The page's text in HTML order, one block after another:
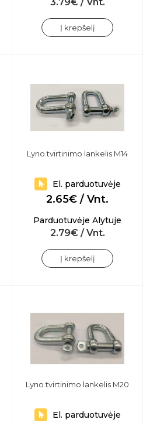
Į krepšelį
Lyno tvirtinimo lankelis M14
El. parduotuvėje
2.65€ / Vnt.
Parduotuvėje Alytuje
2.79€ / Vnt.
Į krepšelį
Lyno tvirtinimo lankelis M20
El. parduotuvėje